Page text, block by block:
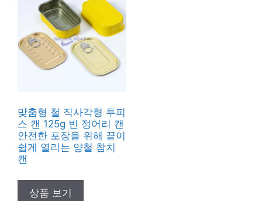
맞춤형 철 직사각형 투피
스 캔 125g 빈 정어리 캔
안전한 포장을 위해 끝이
쉽게 열리는 양철 참치
캔
상품 보기